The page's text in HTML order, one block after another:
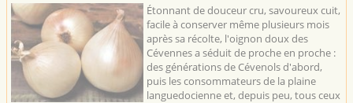
Étonnant de douceur cru, savoureux cuit,
facile à conserver même plusieurs mois
après sa récolte, l'oignon doux des
Cévennes a séduit de proche en proche :
des générations de Cévenols d'abord,
puis les consommateurs de la plaine
languedocienne et, depuis peu, tous ceux